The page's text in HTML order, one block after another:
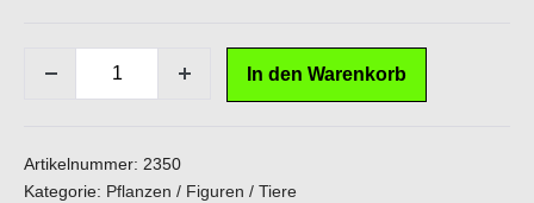
Pirat
Lebensgross
185cm
hoch
In den Warenkorb
Artikelnummer: 2350
Kategorie: Pflanzen / Figuren / Tiere